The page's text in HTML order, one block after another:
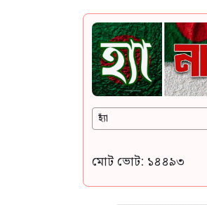
হ্যাঁ
মোট ভোট: ১৪৪৯৩